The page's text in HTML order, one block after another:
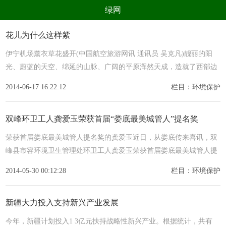
绿网
组织
生态 美食 健康 教育
亲子 电器 数码 旅游
时尚 新能源
花儿为什么这样紫
伊宁机场薰衣草花盛开(中国航空旅游网讯 通讯员 吴克凡)靓丽的阳
光、蔚蓝的天空、绵延的山脉、广阔的平原浑然天成，造就了西部边
2014-06-17 16:22:12
栏目：环境保护
双峰环卫工人龚爱玉荣获首届“娄底最美城管人”提名奖
荣获首届娄底最美城管人提名奖的龚爱玉近日，从娄底传来喜讯，双
峰县市容环境卫生管理处环卫工人龚爱玉荣获首届娄底最美城管人提
2014-05-30 00:12:28
栏目：环境保护
新疆大力投入支持新兴产业发展
今年，新疆计划投入1 3亿元扶持战略性新兴产业。根据统计，共有